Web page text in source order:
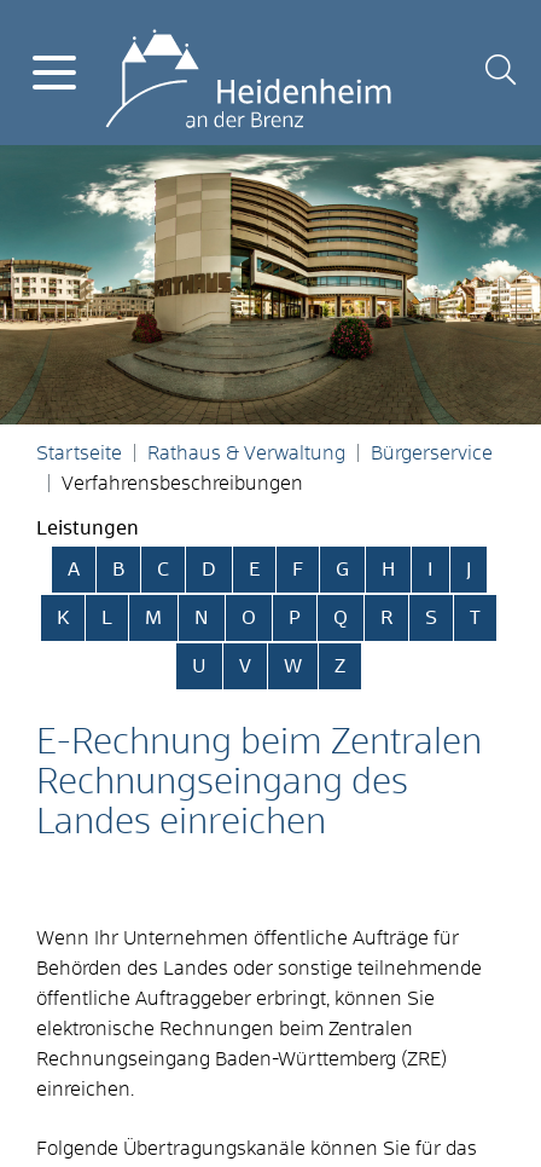
Startseite Rathaus & Verwaltung
Bürgerservice
Verfahrensbeschreibungen
Leistungen
Alphabetisches Register überspringen
A B C D E F G H
K L M N O P Q R S T
U V W Z
E-Rechnung beim Zentralen
Rechnungseingang des
Landes einreichen
Wenn Ihr Unternehmen öffentliche Aufträge für
Behörden des Landes oder sonstige teilnehmende
öffentliche Auftraggeber erbringt, können Sie
elektronische Rechnungen beim Zentralen
Rechnungseingang Baden-Württemberg (ZRE)
einreichen.
Folgende Übertragungskanäle können Sie für das